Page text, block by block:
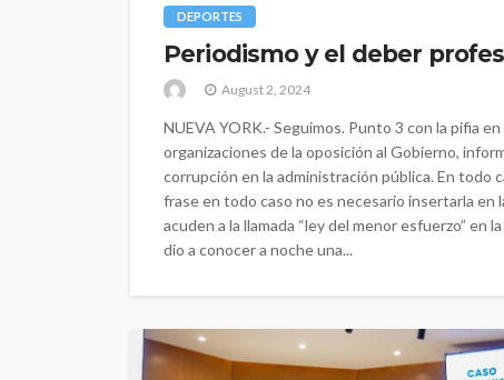
DEPORTES
Periodismo y el deber
August 2, 2024
NUEVA YORK.- Seguimos. Punto 3 con la pifia
organizaciones de la oposición al Gobierno,
corrupción en la administración pública. En todo
frase en todo caso no es necesario insertarla en
acuden a la llamada “ley del menor esfuerzo” en
dio a conocer a noche una...